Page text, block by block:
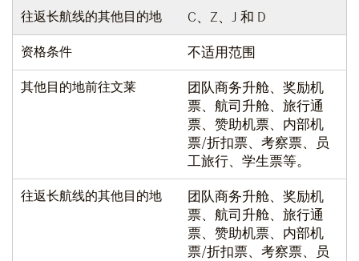
往返长航线的其他目的地 C、Z、J 和 D
资格条件 不适用范围
其他目的地前往文莱
团队商务升舱、奖励机
票、航司升舱、旅行通
票、赞助机票、内部机
票/折扣票、考察票、员
工旅行、学生票等。
往返长航线的其他目的地
团队商务升舱、奖励机
票、航司升舱、旅行通
票、赞助机票、内部机
票/折扣票、考察票、员